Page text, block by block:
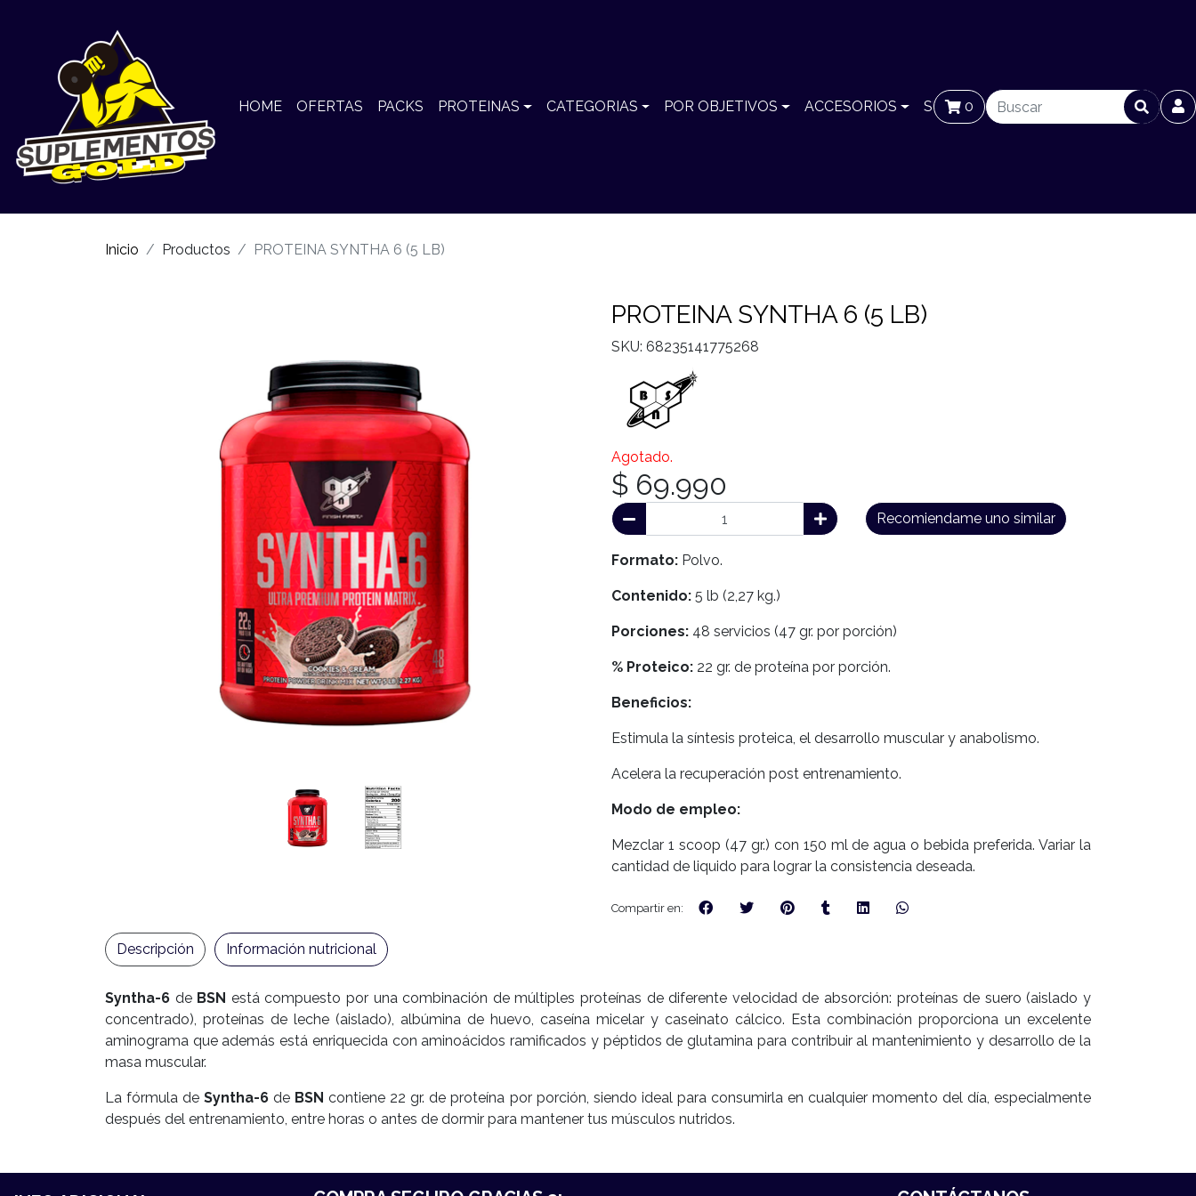
HOME OFERTAS PACKS PROTEINAS CATEGORIAS POR OBJETIVOS ACCESORIOS SUCURSALES BLOG
0
Inicio Productos PROTEINA SYNTHA 6 (5 LB)
PROTEINA SYNTHA 6 (5 LB)
SKU: 68235141775268
Agotado.
$ 69.990
Recomiendame uno similar
Formato: Polvo.
Contenido: 5 lb (2,27 kg.)
Porciones: 48 servicios (47 gr. por porción)
% Proteico: 22 gr. de proteína por porción.
Beneficios:
Estimula la síntesis proteica, el desarrollo muscular y anabolismo.
Acelera la recuperación post entrenamiento.
Modo de empleo:
Mezclar 1 scoop (47 gr.) con 150 ml de agua o bebida preferida. Variar la
cantidad de liquido para lograr la consistencia deseada.
Compartir en:
Syntha-6 de BSN está compuesto por una combinación de múltiples proteínas de diferente velocidad de absorción: proteínas de suero (aislado y
concentrado), proteínas de leche (aislado), albúmina de huevo, caseína micelar y caseinato cálcico. Esta combinación proporciona un excelente
aminograma que además está enriquecida con aminoácidos ramificados y péptidos de glutamina para contribuir al mantenimiento y desarrollo de la
masa muscular.
La fórmula deSyntha-6 de BSN contiene 22 gr. de proteína por porción, siendo ideal para consumirla en cualquier momento del día, especialmente
después del entrenamiento, entre horas o antes de dormir para mantener tus músculos nutridos.
Descripción Información nutricional